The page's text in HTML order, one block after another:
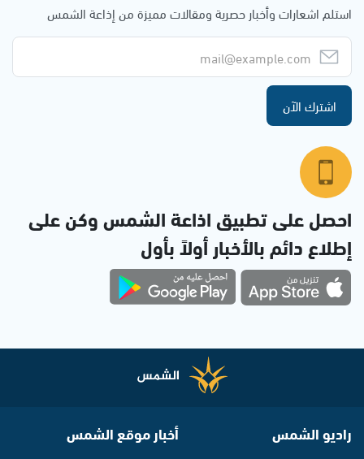
استلم اشعارات وأخبار حصرية ومقالات مميزة من إذاعة الشمس
اشترك الآن
احصل على تطبيق اذاعة الشمس وكن على
إطلاع دائم بالأخبار أولاً بأول
راديو الشمس أخبار موقع الشمس